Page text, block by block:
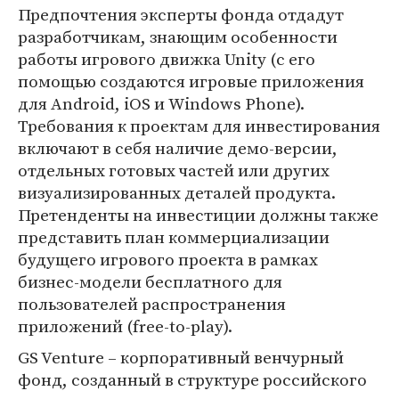
Предпочтения эксперты фонда отдадут
разработчикам, знающим особенности
работы игрового движка Unity (с его
помощью создаются игровые приложения
для Android, iOS и Windows Phone).
Требования к проектам для инвестирования
включают в себя наличие демо-версии,
отдельных готовых частей или других
визуализированных деталей продукта.
Претенденты на инвестиции должны также
представить план коммерциализации
будущего игрового проекта в рамках
бизнес-модели бесплатного для
пользователей распространения
приложений (free-to-play).
GS Venture – корпоративный венчурный
фонд, созданный в структуре российского